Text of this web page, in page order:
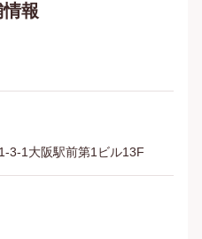
情報
大阪駅前第1ビル13F